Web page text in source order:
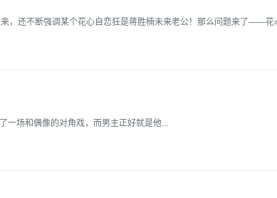
，还不断强调某个花心自恋狂是蒋胜楠未来老公！那么问题来了——花
一场和偶像的对角戏，而男主正好就是他...